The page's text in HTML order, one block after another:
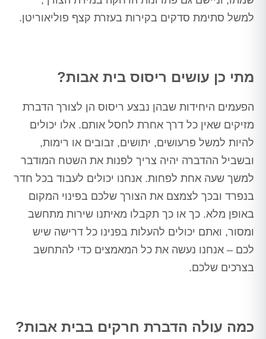
למשל סתימת סדקים בקירות בעזרת קצף פוליאוריטן.
מתי כן עושים ריסוס בית אבות?
הפעמים היחידות שבהן נבצע ריסוס הן לצורך הדברת
מזיקים שאין כל דרך אחרת לחסל אותם. אלו יכולים
להיות למשל פרעושים, יתושים, זבובים או רימות,
ובשביל ההדברה יהיה צריך לפנות את השטח המודבר
למשך שעה אחת לפחות. אנחנו יכולים לעבוד בכל חדר
בנפרד ובכך לצמצם את הצורך שלכם בפינוי המקום
באופן מלא. כך או כך תקבלו מאיתנו שירות מתחשב
ומסור, ואתם יכולים להעלות בפנינו כל דרישה שיש
לכם – אנחנו נעשה את כל המאמצים כדי להתחשב
בצרכים שלכם.
כמה עולה הדברת חרקים בבית אבות?